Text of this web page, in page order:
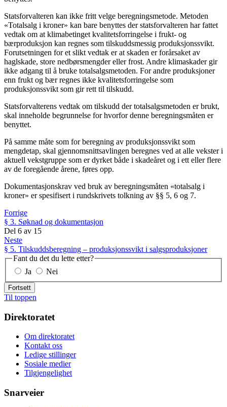
Statsforvalteren kan ikke fritt velge beregningsmetode. Metoden
«Totalsalg i kroner» kan bare benyttes der statsforvalteren har fattet
vedtak om at klimabetinget kvalitetsforringelse i frukt- og
bærproduksjon kan regnes som tilskuddsmessig produksjonssvikt.
Forutsetningen for et slikt vedtak er at skaden er forårsaket av
haglskade, store nedbørsmengder eller frost. Andre klimaskader gir
ikke adgang til å bruke totalsalgsmetoden. For andre produksjoner
enn frukt og bær regnes ikke kvalitetsforringelse som
produksjonssvikt som gir rett til tilskudd.
Statsforvalterens vedtak om tilskudd der totalsalgsmetoden er brukt,
skal inneholde begrunnelse for hvorfor denne beregningsmåten er
benyttet.
På samme måte som for beregning av produksjonssvikt som
mengdetap, skal gjennomsnittsavlingen beregnes ved at alle vekster i
aktuell vekstgruppe som er dyrket både i skadeåret og i ett eller flere
av de foregående årene, føres opp.
Dokumentasjonskrav ved bruk av beregningsmåten «totalsalg i
kroner» er spesifisert i rundskrivets tolkning av §§ 5, 6 og 7.
Forrige
§ 3. Søknad og dokumentasjon
Del 6 av 15
Neste
§ 5. Tilskuddsberegning – produksjonssvikt i salgsproduksjoner
Fant du det du lette etter?
Ja
Nei
Fortsett
Til toppen
Direktoratet
Om direktoratet
Kontakt oss
Ledige stillinger
Sosiale medier
Tilgjengelighet
Snarveier